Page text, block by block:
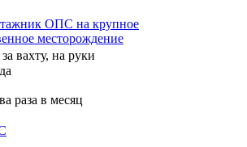
ОПС на крупное
месторождение
за вахту, на руки
раза в месяц